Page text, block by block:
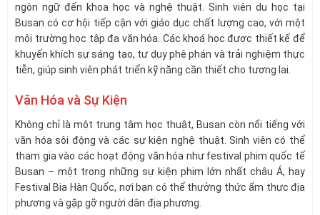
ngôn ngữ đến khoa học và nghệ thuật. Sinh viên du học tại
Busan có cơ hội tiếp cận với giáo dục chất lượng cao, với một
môi trường học tập đa văn hóa. Các khoá học được thiết kế để
khuyến khích sự sáng tạo, tư duy phê phán và trải nghiệm thực
tiễn, giúp sinh viên phát triển kỹ năng cần thiết cho tương lai.
Văn Hóa và Sự Kiện
Không chỉ là một trung tâm học thuật, Busan còn nổi tiếng với
văn hóa sôi động và các sự kiện nghệ thuật. Sinh viên có thể
tham gia vào các hoạt động văn hóa như festival phim quốc tế
Busan – một trong những sự kiện phim lớn nhất châu Á, hay
Festival Bia Hàn Quốc, nơi bạn có thể thưởng thức ẩm thực địa
phương và gặp gỡ người dân địa phương.